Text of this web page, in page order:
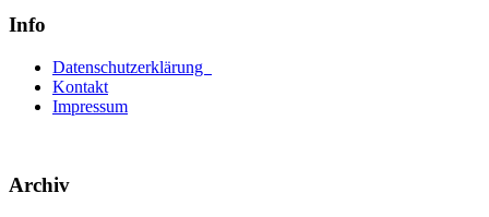
Info
Datenschutzerklärung
Kontakt
Impressum
Archiv